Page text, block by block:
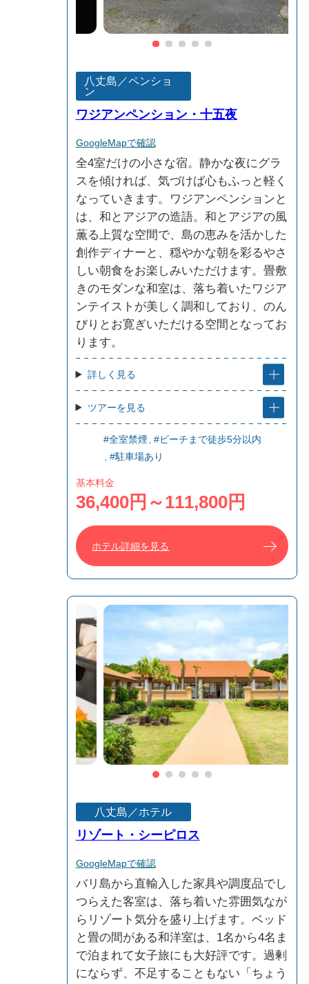
八丈島／ペンショ
ン
ワジアンペンション・十五夜
GoogleMapで確認
全4室だけの小さな宿。静かな夜にグラ
スを傾ければ、気づけば心もふっと軽く
なっていきます。ワジアンペンションと
は、和とアジアの造語。和とアジアの風
薫る上質な空間で、島の恵みを活かした
創作ディナーと、穏やかな朝を彩るやさ
しい朝食をお楽しみいただけます。畳敷
きのモダンな和室は、落ち着いたワジア
ンテイストが美しく調和しており、のん
びりとお寛ぎいただける空間となってお
ります。
詳しく見る
ツアーを見る
#全室禁煙 #ビーチまで徒歩5分以内
#駐車場あり
基本料金
36,400円～111,800円
ホテル詳細を見る
八丈島／ホテル
リゾート・シーピロス
GoogleMapで確認
バリ島から直輸入した家具や調度品でし
つらえた客室は、落ち着いた雰囲気なが
らリゾート気分を盛り上げます。ベッド
と畳の間がある和洋室は、1名から4名ま
で泊まれて女子旅にも大好評です。過剰
にならず、不足することもない「ちょう